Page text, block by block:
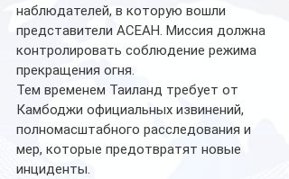
наблюдателей, в которую вошли
представители АСЕАН. Миссия должна
контролировать соблюдение режима
прекращения огня.
Тем временем Таиланд требует от
Камбоджи официальных извинений,
полномасштабного расследования и
мер, которые предотвратят новые
инциденты.